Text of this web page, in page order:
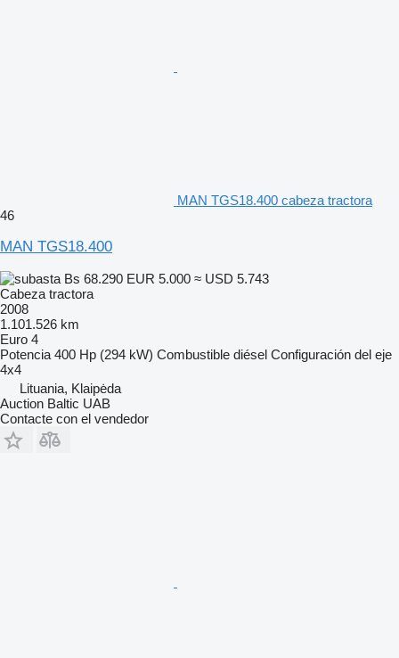
MAN TGS18.400 cabeza tractora
46
MAN TGS18.400
Bs 68.290 EUR 5.000 ≈ USD 5.743
Cabeza tractora
2008
1.101.526 km
Euro 4
Potencia 400 Hp (294 kW) Combustible diésel Configuración del eje
4x4
Lituania, Klaipėda
Auction Baltic UAB
Contacte con el vendedor